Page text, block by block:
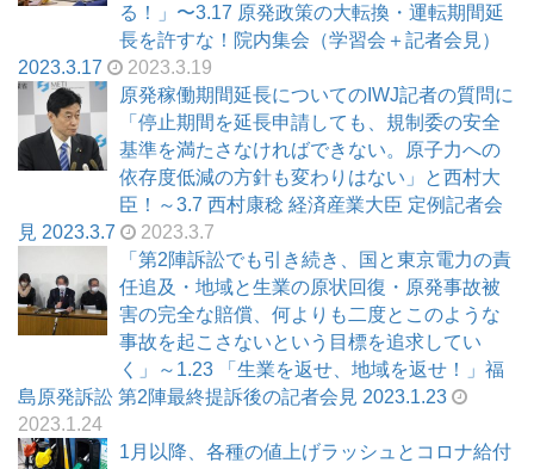
る！」〜3.17 原発政策の大転換・運転期間延
長を許すな！院内集会（学習会＋記者会見）
2023.3.17
2023.3.19
原発稼働期間延長についてのIWJ記者の質問に
「停止期間を延長申請しても、規制委の安全
基準を満たさなければできない。原子力への
依存度低減の方針も変わりはない」と西村大
臣！～3.7 西村康稔 経済産業大臣 定例記者会
見 2023.3.7
2023.3.7
「第2陣訴訟でも引き続き、国と東京電力の責
任追及・地域と生業の原状回復・原発事故被
害の完全な賠償、何よりも二度とこのような
事故を起こさないという目標を追求してい
く」～1.23 「生業を返せ、地域を返せ！」福
島原発訴訟 第2陣最終提訴後の記者会見 2023.1.23
2023.1.24
1月以降、各種の値上げラッシュとコロナ給付